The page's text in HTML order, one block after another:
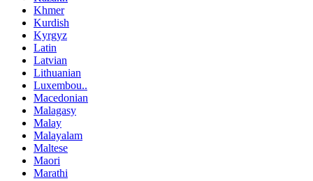
Khmer
Kurdish
Kyrgyz
Latin
Latvian
Lithuanian
Luxembou..
Macedonian
Malagasy
Malay
Malayalam
Maltese
Maori
Marathi